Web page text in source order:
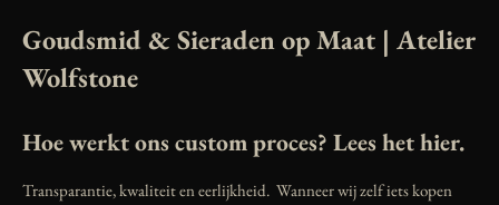
Goudsmid & Sieraden op Maat | Atelier
Wolfstone
Hoe werkt ons custom proces? Lees het hier.
Transparantie, kwaliteit en eerlijkheid. Wanneer wij zelf iets kopen